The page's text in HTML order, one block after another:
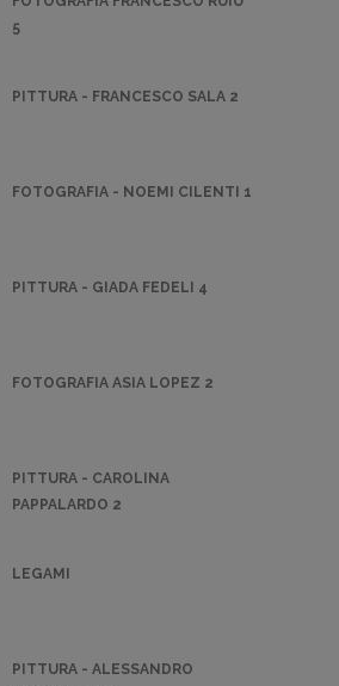
5
PITTURA - FRANCESCO SALA 2
FOTOGRAFIA - NOEMI CILENTI 1
PITTURA - GIADA FEDELI 4
FOTOGRAFIA ASIA LOPEZ 2
PITTURA - CAROLINA
PAPPALARDO 2
LEGAMI
PITTURA - ALESSANDRO